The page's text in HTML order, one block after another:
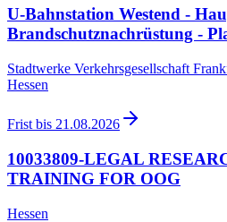
U-Bahnstation Westend -
Brandschutznachrüstung -
Stadtwerke Verkehrsgesellschaft
Hessen
Frist bis 21.08.2026
10033809-LEGAL
TRAINING FOR OOG
Hessen